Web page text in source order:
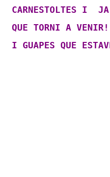
CARNESTOLTES I
QUE TORNI A VENIR!
I GUAPES QUE